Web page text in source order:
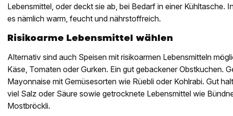
Lebensmittel, oder deckt sie ab, bei Bedarf in einer Kühltasche.
es nämlich warm, feucht und nährstoffreich.
Risikoarme Lebensmittel wählen
Alternativ sind auch Speisen mit risikoarmen Lebensmitteln
Käse, Tomaten oder Gurken. Ein gut gebackener Obstkuchen.
Mayonnaise mit Gemüsesorten wie Rüebli oder Kohlrabi. Gut
viel Salz oder Säure sowie getrocknete Lebensmittel wie
Mostbröckli.